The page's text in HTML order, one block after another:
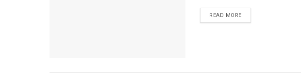
READ MOREDETAILS